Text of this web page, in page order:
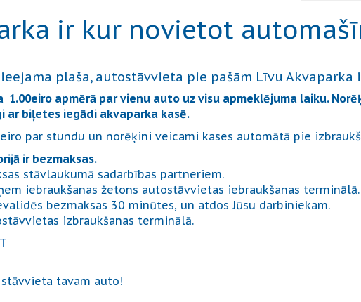
ir kur novietot
plaša, autostāvvieta pie pašām Līvu Akvaparka
apmērā par vienu auto uz visu apmeklējuma laiku.
biļetes iegādi akvaparka kasē.
par stundu un norēķini veicami kases automātā pie
ir bezmaksas.
stāvlaukumā sadarbības partneriem.
iebraukšanas žetons autostāvvietas iebraukšanas terminālā.
bezmaksas 30 minūtes, un atdos Jūsu darbiniekam.
izbraukšanas terminālā.
tavam auto!